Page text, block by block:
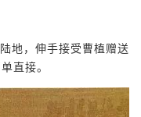
地，伸手接受曹植赠送
直接。